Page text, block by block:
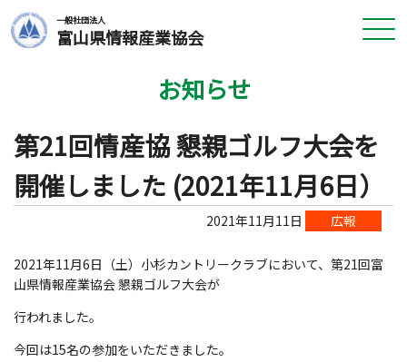
一般社団法人
富山県情報産業協会
お知らせ
第21回情産協 懇親ゴルフ大会を
開催しました (2021年11月6日）
2021年11月11日 広報
2021年11月6日（土）小杉カントリークラブにおいて、第21回富
山県情報産業協会 懇親ゴルフ大会が
行われました。
今回は15名の参加をいただきました。